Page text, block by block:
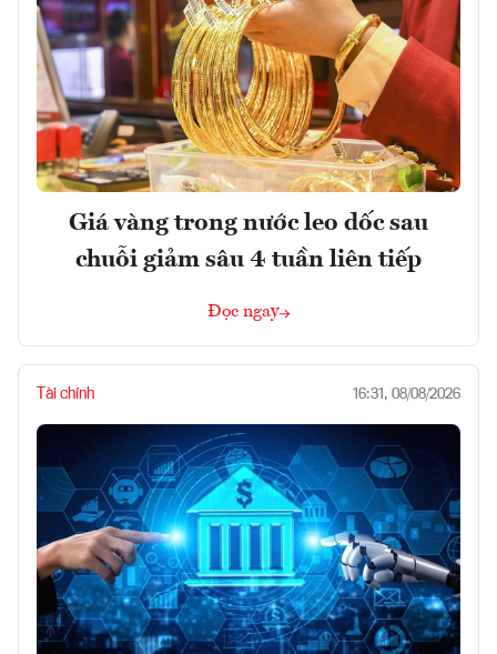
Giá vàng trong nước leo dốc sau
chuỗi giảm sâu 4 tuần liên tiếp
Đọc ngay
Tài chính 16:31, 08/08/2026